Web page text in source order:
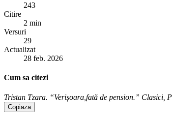
243
Citire
2 min
Versuri
29
Actualizat
28 feb. 2026
Cum sa citezi
Tristan Tzara. “Verișoara,fată de pension.” Clasici,
Copiaza